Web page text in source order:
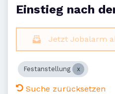
Einstieg nach
Jetzt Jobalarm
Festanstellung
Suche zurücksetzen